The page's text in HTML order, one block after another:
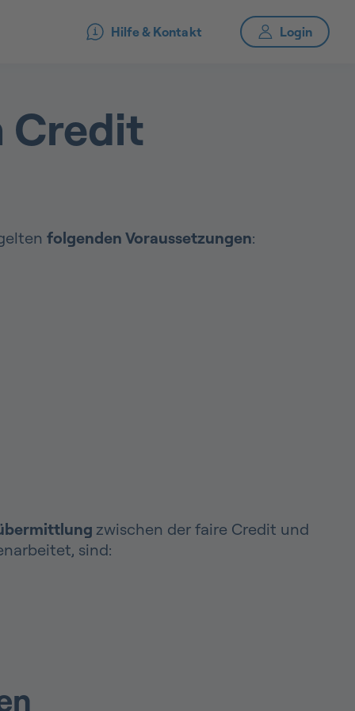
Hilfe & Kontakt
Credit
folgenden Voraussetzungen:
zwischen der faire Credit und
sind: